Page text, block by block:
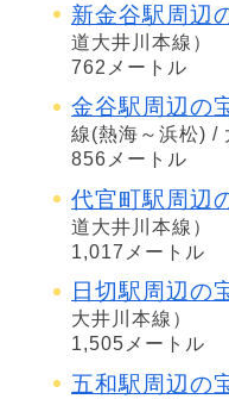
新金谷駅周辺
道大井川本線）
762メートル
金谷駅周辺の
線(熱海～浜松) /
856メートル
代官町駅周辺
道大井川本線）
1,017メートル
日切駅周辺の
大井川本線）
1,505メートル
五和駅周辺の